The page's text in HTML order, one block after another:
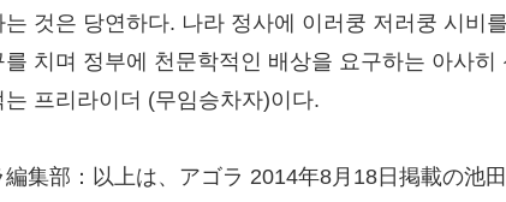
는 것은 당연하다. 나라 정사에 이러쿵 저러쿵 시비
를 치며 정부에 천문학적인 배상을 요구하는 아사
는 프리라이더 (무임승차자)이다.
編集部：以上は、アゴラ 2014年8月18日掲載の池